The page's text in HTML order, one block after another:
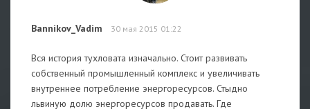
Bannikov_Vadim 30 мая 2015 01:22
Вся история тухловата изначально. Стоит развивать
собственный промышленный комплекс и увеличивать
внутреннее потребление энергоресурсов. Стыдно
львиную долю энергоресурсов продавать. Где